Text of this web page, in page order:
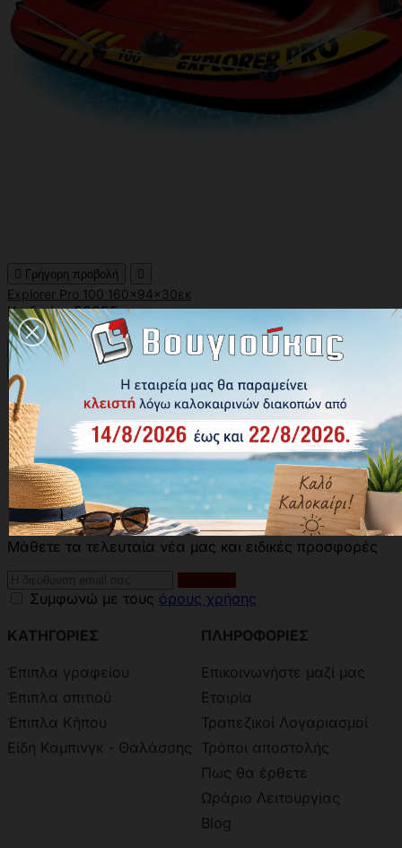
 Γρήγορη προβολή 
Εxplorer Pro 100 160x94x30εκ
Κωδικός: 58355
20,00 €
  

Φτάσατε στο τέλος της σελίδας.
Πίσω
Μάθετε τα τελευταία νέα μας και ειδικές προσφορές
Συμφωνώ με τους όρους χρήσης
ΚΑΤΗΓΟΡΙΕΣ
Έπιπλα γραφείου
Έπιπλα σπιτιού
Έπιπλα Κήπου
Είδη Καμπινγκ - Θαλάσσης
ΠΛΗΡΟΦΟΡΙΕΣ
Επικοινωνήστε μαζί μας
Εταιρία
Τραπεζικοί Λογαριασμοί
Τρόποι αποστολής
Πως θα έρθετε
Ωράριο Λειτουργίας
Blog